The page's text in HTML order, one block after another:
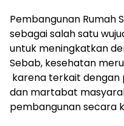
Pembangunan Rumah
sebagai salah satu
untuk meningkatkan
Sebab, kesehatan
karena terkait dengan
dan martabat
pembangunan secara